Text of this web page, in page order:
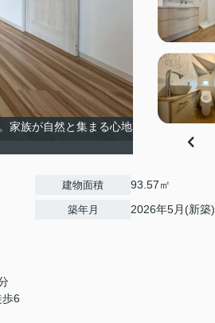
家族が自然と集まる心地
歩6
建物面積 93.57㎡
築年月 2026年5月(新築)